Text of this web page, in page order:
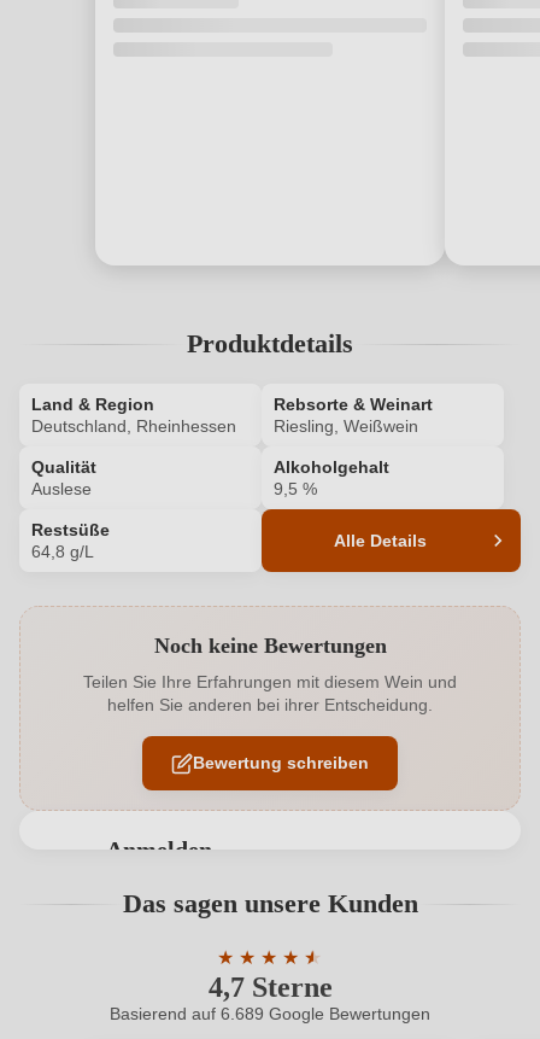
Produktdetails
Land & Region
Deutschland, Rheinhessen
Rebsorte & Weinart
Riesling, Weißwein
Qualität
Auslese
Alkoholgehalt
9,5 %
Restsüße
64,8 g/L
Alle Details
Alkoholgehalt in % 9,5 %
Allergene Enthält Sulfite
Hersteller Christian Leonhard
Inhalt 0,75 L
Deutschland
Noch keine Bewertungen
Teilen Sie Ihre Erfahrungen mit diesem Wein und
helfen Sie anderen bei ihrer Entscheidung.
Bewertung schreiben
Anmelden
Benutzern abgegeben werden. Bitte loggen Sie sich
Neuer Kunde? Neuer Kunde?
Das sagen unsere Kunden
4,7 Sterne
★ ★ ★ ★ ★
★
Durchschnittliche Bewertung von 4.7
Basierend auf 6.689 Google Bewertungen